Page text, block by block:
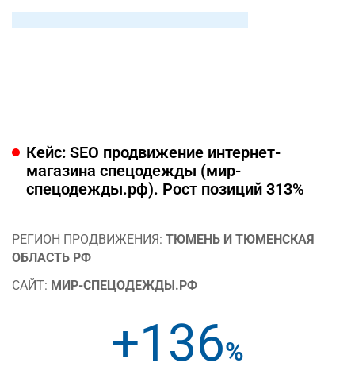
Кейс: SEO продвижение интернет-
магазина спецодежды (мир-
спецодежды.рф). Рост позиций 313%
РЕГИОН ПРОДВИЖЕНИЯ: ТЮМЕНЬ И ТЮМЕНСКАЯ
ОБЛАСТЬ РФ
САЙТ: МИР-СПЕЦОДЕЖДЫ.РФ
+136%